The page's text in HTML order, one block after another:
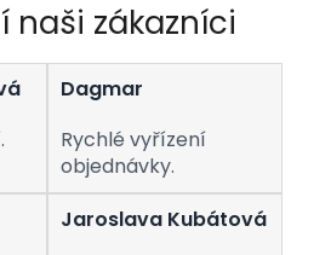
naši zákazníci
Dagmar
Rychlé vyřízení
objednávky.
Jaroslava Kubátová